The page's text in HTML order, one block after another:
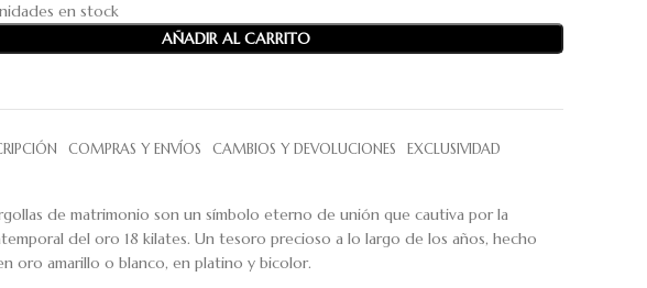
en stock
AÑADIR AL CARRITO
COMPRAS Y ENVÍOS CAMBIOS Y DEVOLUCIONES EXCLUSIVIDAD
de matrimonio son un símbolo eterno de unión que cautiva por la
del oro 18 kilates. Un tesoro precioso a lo largo de los años, hecho
oro amarillo o blanco, en platino y bicolor.